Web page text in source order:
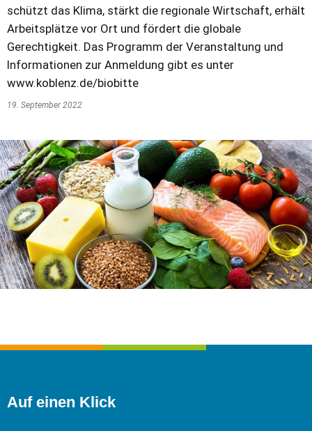
schützt das Klima, stärkt die regionale Wirtschaft, erhält
Arbeitsplätze vor Ort und fördert die globale
Gerechtigkeit. Das Programm der Veranstaltung und
Informationen zur Anmeldung gibt es unter
www.koblenz.de/biobitte
19. September 2022
Auf einen Klick